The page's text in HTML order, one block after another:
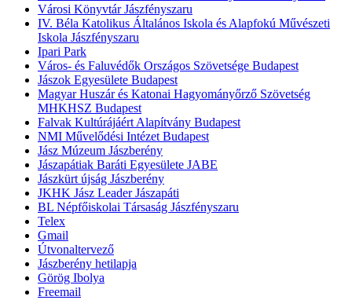
Városi Könyvtár Jászfényszaru
IV. Béla Katolikus Általános Iskola és Alapfokú Művészeti
Iskola Jászfényszaru
Ipari Park
Város- és Faluvédők Országos Szövetsége Budapest
Jászok Egyesülete Budapest
Magyar Huszár és Katonai Hagyományőrző Szövetség
MHKHSZ Budapest
Falvak Kultúrájáért Alapítvány Budapest
NMI Művelődési Intézet Budapest
Jász Múzeum Jászberény
Jászapátiak Baráti Egyesülete JABE
Jászkürt újság Jászberény
JKHK Jász Leader Jászapáti
BL Népfőiskolai Társaság Jászfényszaru
Telex
Gmail
Útvonaltervező
Jászberény hetilapja
Görög Ibolya
Freemail